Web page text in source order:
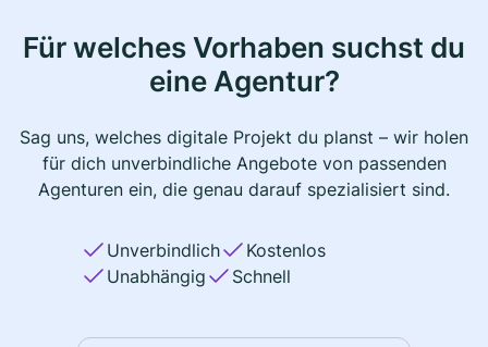
Für welches Vorhaben suchst du
eine Agentur?
Sag uns, welches digitale Projekt du planst – wir holen
für dich unverbindliche Angebote von passenden
Agenturen ein, die genau darauf spezialisiert sind.
Unverbindlich
Kostenlos
Unabhängig
Schnell